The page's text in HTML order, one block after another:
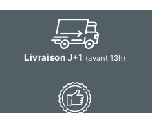
LivraisonJ+1 (avant 13h)